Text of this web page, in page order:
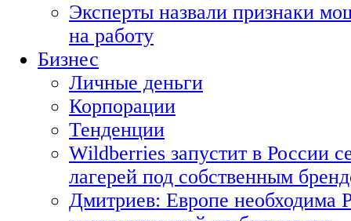
Эксперты назвали признаки
на работу
Бизнес
Личные деньги
Корпорации
Тенденции
Wildberries запустит в России
лагерей под собственным
Дмитриев: Европе необходима